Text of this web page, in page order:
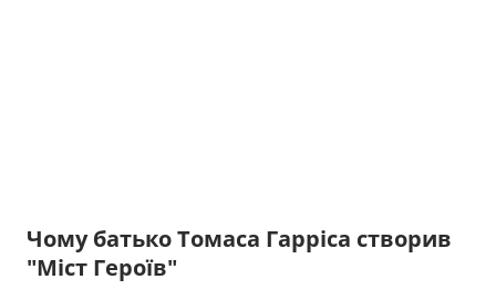
Чому батько Томаса Гарріса створив
"Міст Героїв"